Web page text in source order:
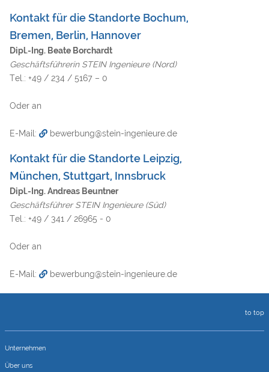
Kontakt für die Standorte Bochum,
Bremen, Berlin, Hannover
Dipl.-Ing. Beate Borchardt
Geschäftsführerin STEIN Ingenieure (Nord)
Tel.: +49 / 234 / 5167 – 0
Oder an
E-Mail: bewerbung@stein-ingenieure.de
Kontakt für die Standorte Leipzig,
München, Stuttgart, Innsbruck
Dipl.-Ing. Andreas Beuntner
Geschäftsführer STEIN Ingenieure (Süd)
Tel.: +49 / 341 / 26965 - 0
Oder an
E-Mail: bewerbung@stein-ingenieure.de
to top
Unternehmen
Über uns